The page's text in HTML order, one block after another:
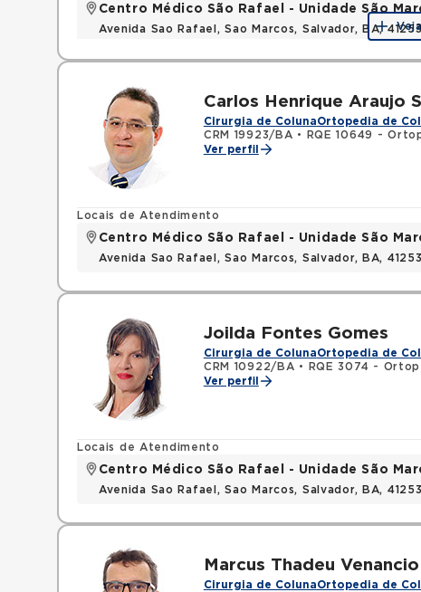
Centro Médico São Rafael - Unidade São
Avenida Sao Rafael, Sao Marcos, Salvador, BA,
Carlos Henrique Araujo
Cirurgia de ColunaOrtopedia de
CRM 19923/BA •
RQE 10649 -
Ver perfil
Locais de Atendimento
Centro Médico São Rafael - Unidade São
Avenida Sao Rafael, Sao Marcos, Salvador, BA,
Joilda Fontes Gomes
Cirurgia de ColunaOrtopedia de
CRM 10922/BA •
RQE 3074 -
Ver perfil
Locais de Atendimento
Centro Médico São Rafael - Unidade São
Avenida Sao Rafael, Sao Marcos, Salvador, BA,
Marcus Thadeu
Cirurgia de ColunaOrtopedia de